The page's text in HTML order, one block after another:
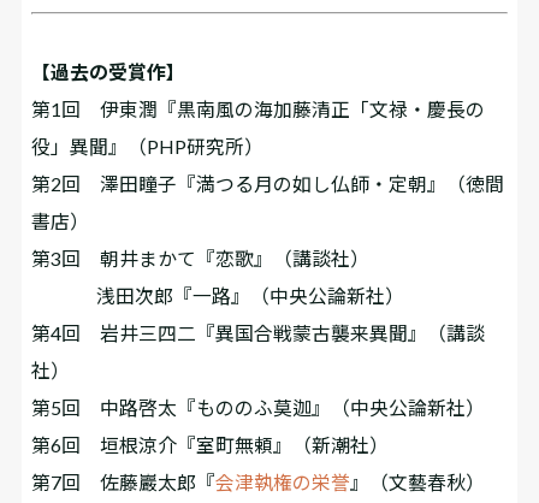
【過去の受賞作】
第1回 伊東潤『黒南風の海――加藤清正「文禄・慶長の
役」異聞』（PHP研究所）
第2回 澤田瞳子『満つる月の如し――仏師・定朝』（徳間
書店）
第3回 朝井まかて『恋歌』（講談社）
浅田次郎『一路』（中央公論新社）
第4回 岩井三四二『異国合戦――蒙古襲来異聞』（講談
社）
第5回 中路啓太『もののふ莫迦』（中央公論新社）
第6回 垣根涼介『室町無頼』（新潮社）
第7回 佐藤巖太郎『会津執権の栄誉 』（文藝春秋）